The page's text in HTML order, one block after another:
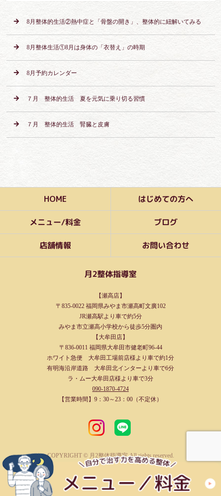
8月整体的生活②熱中症と「骨盤の開き」、整体的に紐解いてみる
8月整体生活①8月は身体の「衣替え」の時期
8月予約カレンダー
７月 整体的生活 夏を元気に乗り切る習慣
７月 整体的生活 腎臓と皮膚
HOME はじめての方へ
メニュー/料金 ブログ
店舗情報 お問い合わせ
月2整体指導室
【瀬高店】
〒835-0022 福岡県みやま市瀬高町文廣102
JR瀬高駅より車で約5分
みやま市立瀬高小学校から徒歩5分圏内
【大牟田店】
〒836-0011 福岡県大牟田市健老町96-44
ホワイト急便 大牟田工場前店様より車で約1分
有明海沿岸道路 大牟田北インターより車で6分
ラ・ムー大牟田店様より車で3分
090-1870-4724
【営業時間】9：30～23：00（不定休）
COPYRIGHT © 月2整体指導室 All rights reserved.